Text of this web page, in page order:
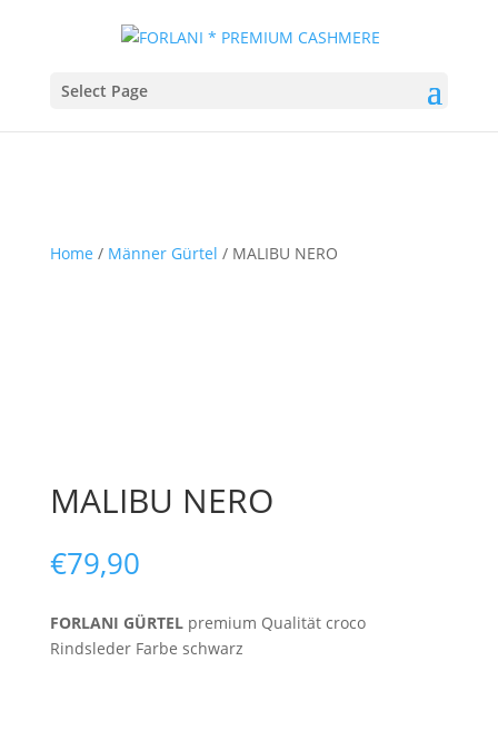
Select Page
Home / Männer Gürtel / MALIBU NERO
MALIBU NERO
€79,90
FORLANI GÜRTEL premium Qualität croco
Rindsleder Farbe schwarz